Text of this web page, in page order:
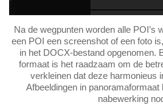
Na de wegpunten worden alle POI’s
een POI een screenshot of een foto
in het DOCX-bestand opgenomen.
formaat is het raadzaam om de
verkleinen dat deze harmonieus
Afbeeldingen in panoramaformaat
nabewerking